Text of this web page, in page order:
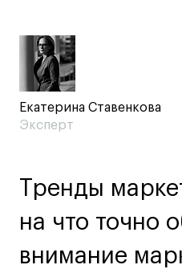
Ювелирный дизайн
Сценография
Фотография и видео
Промышленный и
Дизайн и
Подготовительные
развитие
Среднесрочные
ИЗО и Керамика
Екатерина Ставенкова
Эксперт
Тренды
на что точно
внимание